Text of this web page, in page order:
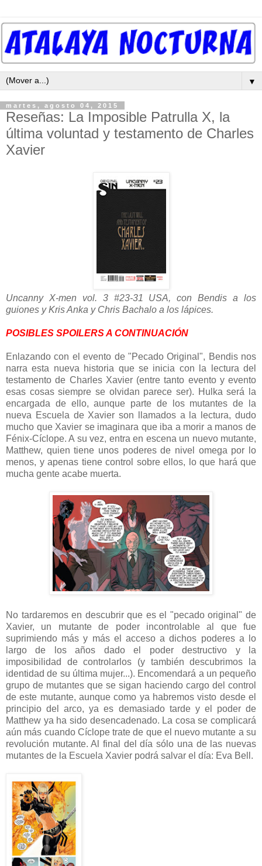
▼
martes, agosto 04, 2015
Reseñas: La Imposible Patrulla X, la
última voluntad y testamento de Charles
Xavier
Uncanny X-men vol. 3 #23-31 USA, con Bendis a los
guiones y Kris Anka y Chris Bachalo a los lápices.
POSIBLES SPOILERS A CONTINUACIÓN
Enlazando con el evento de "Pecado Original", Bendis nos
narra esta nueva historia que se inicia con la lectura del
testamento de Charles Xavier (entre tanto evento y evento
esas cosas siempre se olvidan parece ser). Hulka será la
encargada de ello, aunque parte de los mutantes de la
nueva Escuela de Xavier son llamados a la lectura, dudo
mucho que Xavier se imaginara que iba a morir a manos de
Fénix-Cíclope. A su vez, entra en escena un nuevo mutante,
Matthew, quien tiene unos poderes de nivel omega por lo
menos, y apenas tiene control sobre ellos, lo que hará que
mucha gente acabe muerta.
No tardaremos en descubrir que es el "pecado original" de
Xavier, un mutante de poder incontrolable al que fue
suprimiendo más y más el acceso a dichos poderes a lo
largo de los años dado el poder destructivo y la
imposibilidad de controlarlos (y también descubrimos la
identidad de su última mujer...). Encomendará a un pequeño
grupo de mutantes que se sigan haciendo cargo del control
de este mutante, aunque como ya habremos visto desde el
principio del arco, ya es demasiado tarde y el poder de
Matthew ya ha sido desencadenado. La cosa se complicará
aún más cuando Cíclope trate de que el nuevo mutante a su
revolución mutante. Al final del día sólo una de las nuevas
mutantes de la Escuela Xavier podrá salvar el día: Eva Bell.